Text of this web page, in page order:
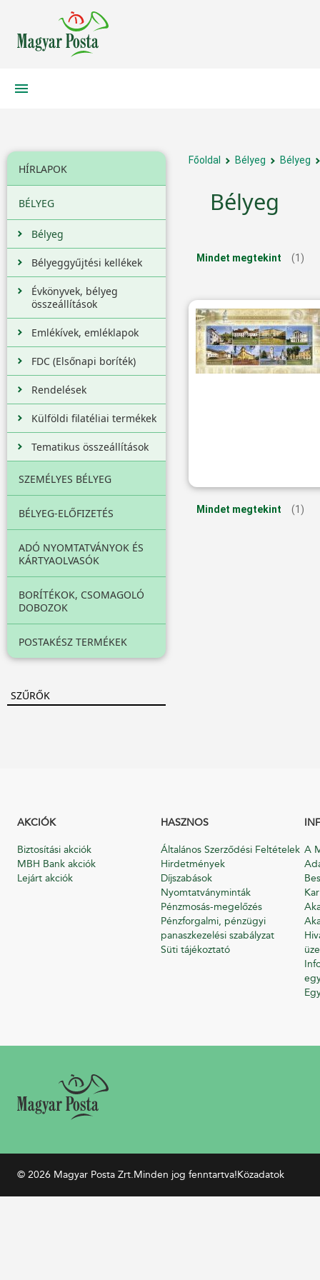
HÍRLAPOK
BÉLYEG
Bélyeg
Bélyeggyűjtési kellékek
Évkönyvek, bélyeg
összeállítások
Emlékívek, emléklapok
FDC (Elsőnapi boríték)
Rendelések
Külföldi filatéliai termékek
Tematikus összeállítások
SZEMÉLYES BÉLYEG
BÉLYEG-ELŐFIZETÉS
ADÓ NYOMTATVÁNYOK ÉS
KÁRTYAOLVASÓK
BORÍTÉKOK, CSOMAGOLÓ
DOBOZOK
POSTAKÉSZ TERMÉKEK
SZŰRŐK
Főoldal Bélyeg Bélyeg
Bélyeg
Mindet megtekint (1)
Mindet megtekint (1)
AKCIÓK
Biztosítási akciók
MBH Bank akciók
Lejárt akciók
HASZNOS
Általános Szerződési Feltételek
Hirdetmények
Díjszabások
Nyomtatványminták
Pénzmosás-megelőzés
Pénzforgalmi, pénzügyi
panaszkezelési szabályzat
Süti tájékoztató
A
© 2026 Magyar Posta Zrt.Minden jog fenntartva!Közadatok